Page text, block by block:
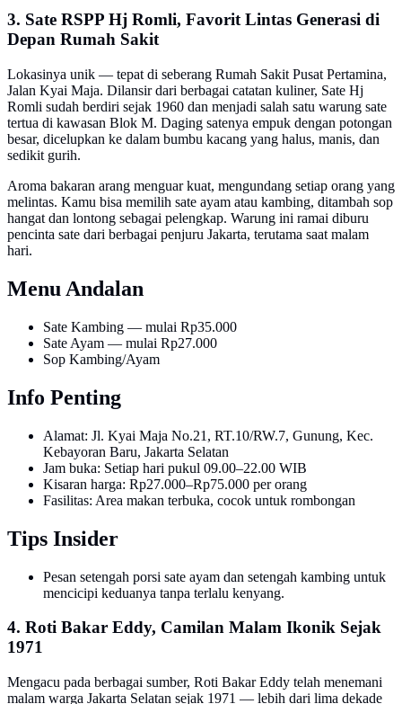
3. Sate RSPP Hj Romli, Favorit Lintas Generasi di
Depan Rumah Sakit
Lokasinya unik — tepat di seberang Rumah Sakit Pusat Pertamina,
Jalan Kyai Maja. Dilansir dari berbagai catatan kuliner, Sate Hj
Romli sudah berdiri sejak 1960 dan menjadi salah satu warung sate
tertua di kawasan Blok M. Daging satenya empuk dengan potongan
besar, dicelupkan ke dalam bumbu kacang yang halus, manis, dan
sedikit gurih.
Aroma bakaran arang menguar kuat, mengundang setiap orang yang
melintas. Kamu bisa memilih sate ayam atau kambing, ditambah sop
hangat dan lontong sebagai pelengkap. Warung ini ramai diburu
pencinta sate dari berbagai penjuru Jakarta, terutama saat malam
hari.
Menu Andalan
Sate Kambing — mulai Rp35.000
Sate Ayam — mulai Rp27.000
Sop Kambing/Ayam
Info Penting
Alamat: Jl. Kyai Maja No.21, RT.10/RW.7, Gunung, Kec.
Kebayoran Baru, Jakarta Selatan
Jam buka: Setiap hari pukul 09.00–22.00 WIB
Kisaran harga: Rp27.000–Rp75.000 per orang
Fasilitas: Area makan terbuka, cocok untuk rombongan
Tips Insider
Pesan setengah porsi sate ayam dan setengah kambing untuk
mencicipi keduanya tanpa terlalu kenyang.
4. Roti Bakar Eddy, Camilan Malam Ikonik Sejak
1971
Mengacu pada berbagai sumber, Roti Bakar Eddy telah menemani
malam warga Jakarta Selatan sejak 1971 — lebih dari lima dekade